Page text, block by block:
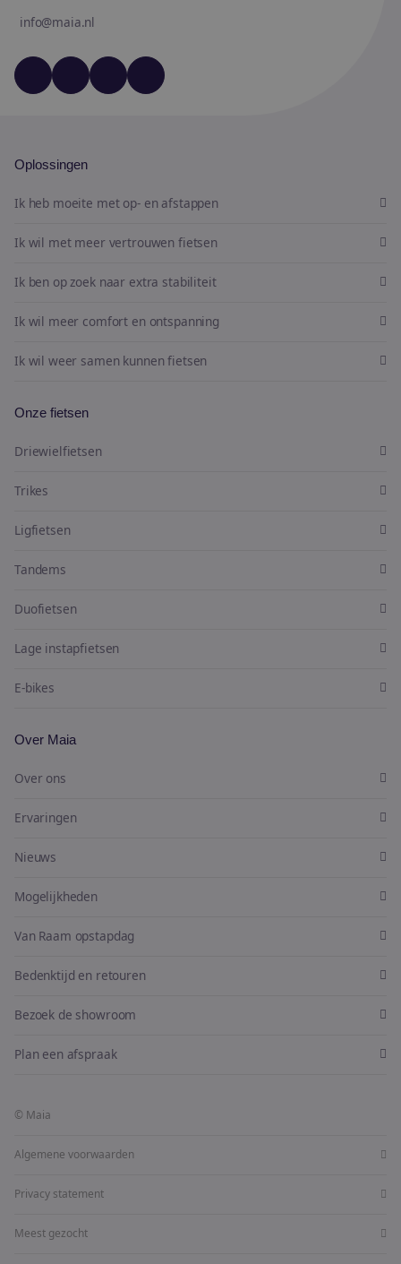
info@maia.nl
YouTubeLinkedInFacebookInstagram
Oplossingen
Ik heb moeite met op- en afstappen
Ik wil met meer vertrouwen fietsen
Ik ben op zoek naar extra stabiliteit
Ik wil meer comfort en ontspanning
Ik wil weer samen kunnen fietsen
Onze fietsen
Driewielfietsen
Trikes
Ligfietsen
Tandems
Duofietsen
Lage instapfietsen
E-bikes
Over Maia
Over ons
Ervaringen
Nieuws
Mogelijkheden
Van Raam opstapdag
Bedenktijd en retouren
Bezoek de showroom
Plan een afspraak
© Maia
Algemene voorwaarden
Privacy statement
Meest gezocht